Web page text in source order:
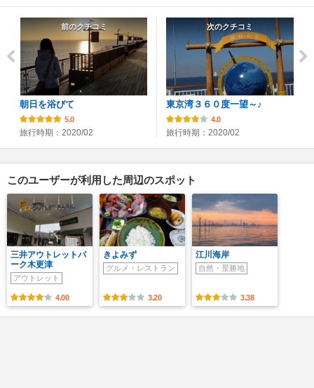
前のクチコミ
朝日を浴びて
5.0
旅行時期：2020/02
次のクチコミ
東京湾３６０度一望～♪
4.0
旅行時期：2020/02
このユーザーが利用した周辺のスポット
三井アウトレットパ
ーク木更津
アウトレット
4.00
きよみず
グルメ・レストラン
3.20
江川海岸
自然・景勝地
3.38